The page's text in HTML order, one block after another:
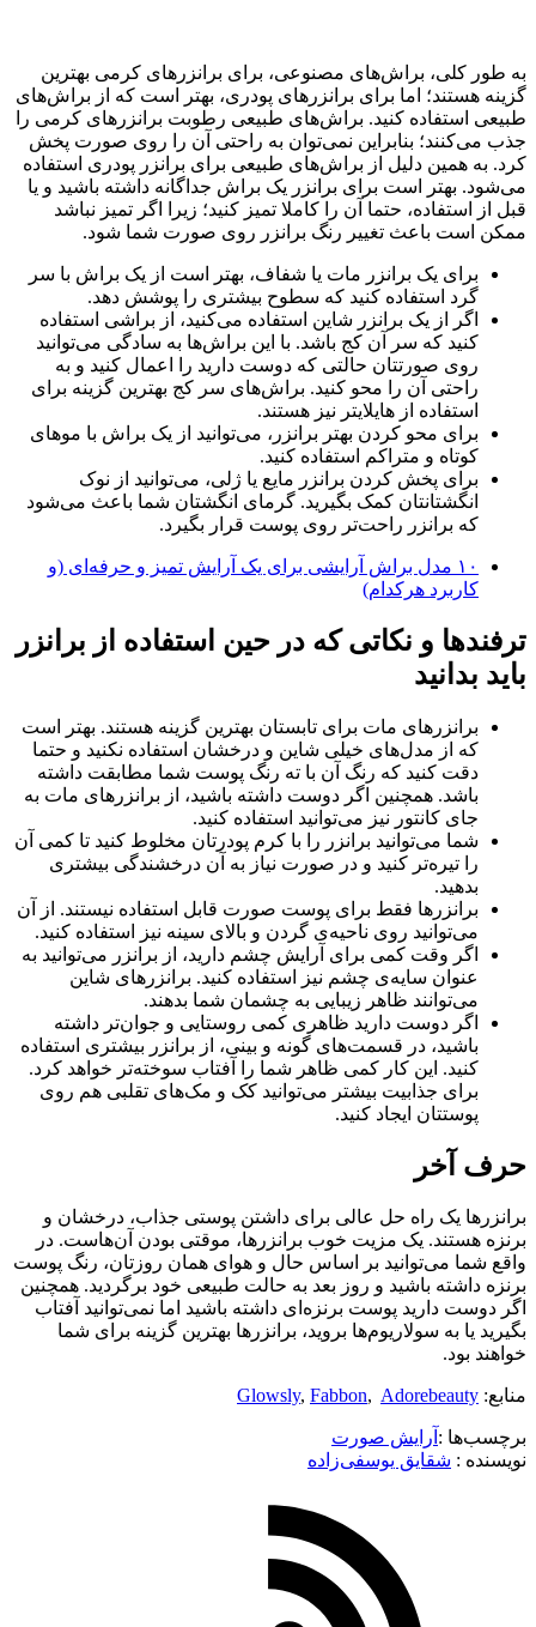
به طور کلی، براش‌های مصنوعی، برای برانزرهای کرمی بهترین
گزینه هستند؛ اما برای برانزرهای پودری، بهتر است که از براش‌های
طبیعی استفاده کنید. براش‌های طبیعی رطوبت برانزرهای کرمی را
جذب می‌کنند؛ بنابراین نمی‌توان به راحتی آن را روی صورت پخش
کرد. به همین دلیل از براش‌های طبیعی برای برانزر پودری استفاده
می‌شود. بهتر است برای برانزر یک براش جداگانه داشته باشید و یا
قبل از استفاده، حتما آن را کاملا تمیز کنید؛ زیرا اگر تمیز نباشد
ممکن است باعث تغییر رنگ برانزر روی صورت شما شود.
برای یک برانزر مات یا شفاف، بهتر است از یک براش با سر
گرد استفاده کنید که سطوح بیشتری را پوشش دهد.
اگر از یک برانزر شاین استفاده می‌کنید، از براشی استفاده
کنید که سر آن کج باشد. با این براش‌ها به سادگی می‌توانید
روی صورتتان حالتی که دوست دارید را اعمال کنید و به
راحتی آن را محو کنید. براش‌های سر کج بهترین گزینه برای
استفاده از هایلایتر نیز هستند.
برای محو کردن بهتر برانزر، می‌توانید از یک براش با موهای
کوتاه و متراکم استفاده کنید.
برای پخش کردن برانزر مایع یا ژلی، می‌توانید از نوک
انگشتانتان کمک بگیرید. گرمای انگشتان شما باعث می‌شود
که برانزر راحت‌تر روی پوست قرار بگیرد.
۱۰ مدل براش آرایشی برای یک آرایش تمیز و حرفه‌ای (و
کاربرد هرکدام)
ترفندها و نکاتی که در حین استفاده از برانزر
باید بدانید
برانزرهای مات برای تابستان بهترین گزینه هستند. بهتر است
که از مدل‌های خیلی شاین و درخشان استفاده نکنید و حتما
دقت کنید که رنگ آن با ته رنگ پوست شما مطابقت داشته
باشد. همچنین اگر دوست داشته باشید، از برانزرهای مات به
جای کانتور نیز می‌توانید استفاده کنید.
شما می‌توانید برانزر را با کرم پودرتان مخلوط کنید تا کمی آن
را تیره‌تر کنید و در صورت نیاز به آن درخشندگی بیشتری
بدهید.
برانزرها فقط برای پوست صورت قابل استفاده نیستند. از آن
می‌توانید روی ناحیه‌ی گردن و بالای سینه نیز استفاده کنید.
اگر وقت کمی برای آرایش چشم دارید، از برانزر می‌توانید به
عنوان سایه‌ی چشم نیز استفاده کنید. برانزرهای شاین
می‌توانند ظاهر زیبایی به چشمان شما بدهند.
اگر دوست دارید ظاهری کمی روستایی و جوان‌تر داشته
باشید، در قسمت‌های گونه و بینی، از برانزر بیشتری استفاده
کنید. این کار کمی ظاهر شما را آفتاب سوخته‌تر خواهد کرد.
برای جذابیت بیشتر می‌توانید کک و مک‌های تقلبی هم روی
پوستتان ایجاد کنید.
حرف آخر
برانزرها یک راه حل عالی برای داشتن پوستی جذاب، درخشان و
برنزه هستند. یک مزیت خوب برانزرها، موقتی بودن آن‌هاست. در
واقع شما می‌توانید بر اساس حال و هوای همان روزتان، رنگ پوست
برنزه داشته باشید و روز بعد به حالت طبیعی خود برگردید. همچنین
اگر دوست دارید پوست برنزه‌ای داشته باشید اما نمی‌توانید آفتاب
بگیرید یا به سولاریوم‌ها بروید، برانزرها بهترین گزینه برای شما
خواهند بود.
منابع: Glowsly, Fabbon, Adorebeauty
برچسب‌ها : آرایش صورت
نویسنده :‌ شقایق یوسفی‌زاده